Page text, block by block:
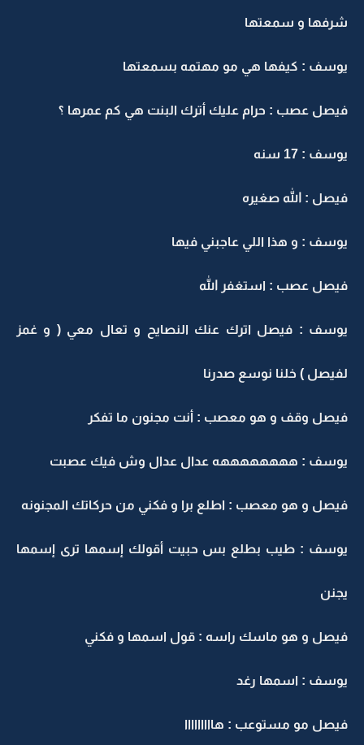
شرفها و سمعتها
يوسف : كيفها هي مو مهتمه بسمعتها
فيصل عصب : حرام عليك أترك البنت هي كم عمرها ؟
يوسف : 17 سنه
فيصل : الله صغيره
يوسف : و هذا اللي عاجبني فيها
فيصل عصب : استغفر الله
يوسف : فيصل اترك عنك النصايح و تعال معي ( و غمز
لفيصل ) خلنا نوسع صدرنا
فيصل وقف و هو معصب : أنت مجنون ما تفكر
يوسف : ههههههههه عدال عدال وش فيك عصبت
فيصل و هو معصب : اطلع برا و فكني من حركاتك المجنونه
يوسف : طيب بطلع بس حبيت أقولك إسمها ترى إسمها
يجنن
فيصل و هو ماسك راسه : قول اسمها و فكني
يوسف : اسمها رغد
فيصل مو مستوعب : هااااااااا